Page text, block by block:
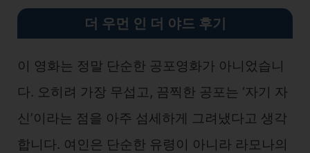
더 우먼 인 더 야드 후기
이 영화는 정말 단순한 공포영화가 아니었습니
다. 오히려 가장 무섭고, 끔찍한 공포는 ‘자기 자
신’이라는 점을 아주 섬세하게 그려냈다고 생각
합니다. 여인은 단순한 유령이 아니라 라모나의